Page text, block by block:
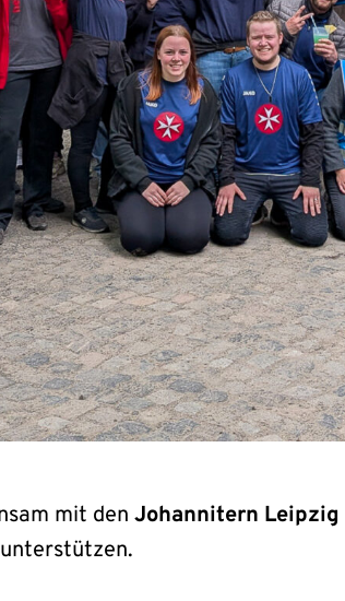
mit denJohannitern Leipzig
unterstützen.